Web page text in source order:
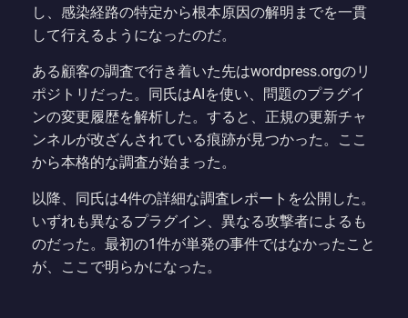
し、感染経路の特定から根本原因の解明までを一貫
して行えるようになったのだ。
ある顧客の調査で行き着いた先はwordpress.orgのリ
ポジトリだった。同氏はAIを使い、問題のプラグイ
ンの変更履歴を解析した。すると、正規の更新チャ
ンネルが改ざんされている痕跡が見つかった。ここ
から本格的な調査が始まった。
以降、同氏は4件の詳細な調査レポートを公開した。
いずれも異なるプラグイン、異なる攻撃者によるも
のだった。最初の1件が単発の事件ではなかったこと
が、ここで明らかになった。